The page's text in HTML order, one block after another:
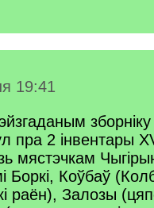
19:41
пра 2 інвентары
мястэчкам
Боркі, Коўбаў
раён), Залозы